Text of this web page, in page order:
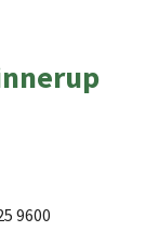
9600